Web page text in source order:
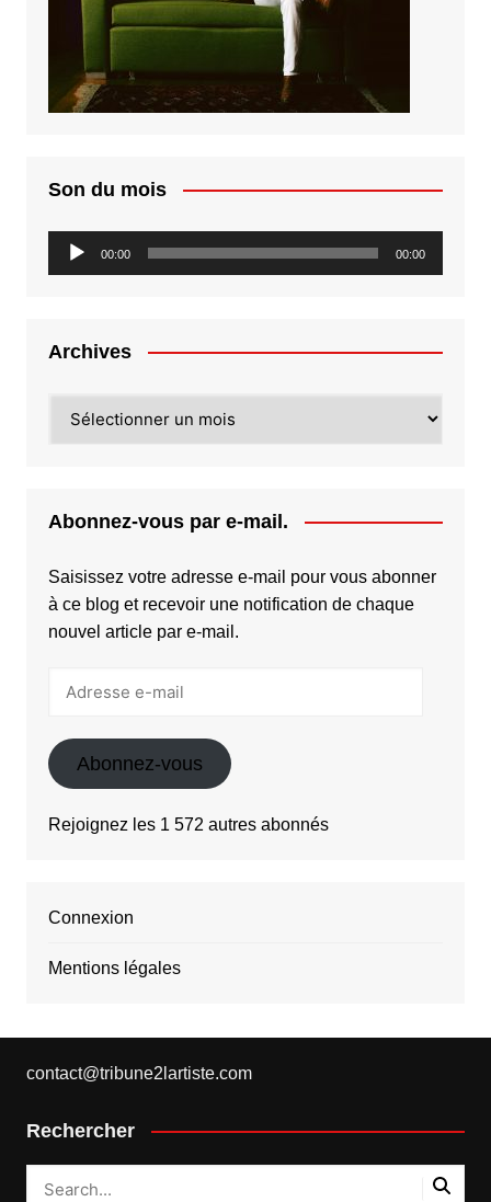
Son du mois
Lecteur
audio
00:00 00:00
Archives
Abonnez-vous par e-mail.
Saisissez votre adresse e-mail pour vous abonner
à ce blog et recevoir une notification de chaque
nouvel article par e-mail.
Abonnez-vous
Rejoignez les 1 572 autres abonnés
Connexion
Mentions légales
contact@tribune2lartiste.com
Rechercher